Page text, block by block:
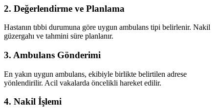
2. Değerlendirme ve Planlama
Hastanın tıbbi durumuna göre uygun ambulans tipi belirlenir. Nakil
güzergahı ve tahmini süre planlanır.
3. Ambulans Gönderimi
En yakın uygun ambulans, ekibiyle birlikte belirtilen adrese
yönlendirilir. Acil vakalarda öncelikli hareket edilir.
4. Nakil İşlemi